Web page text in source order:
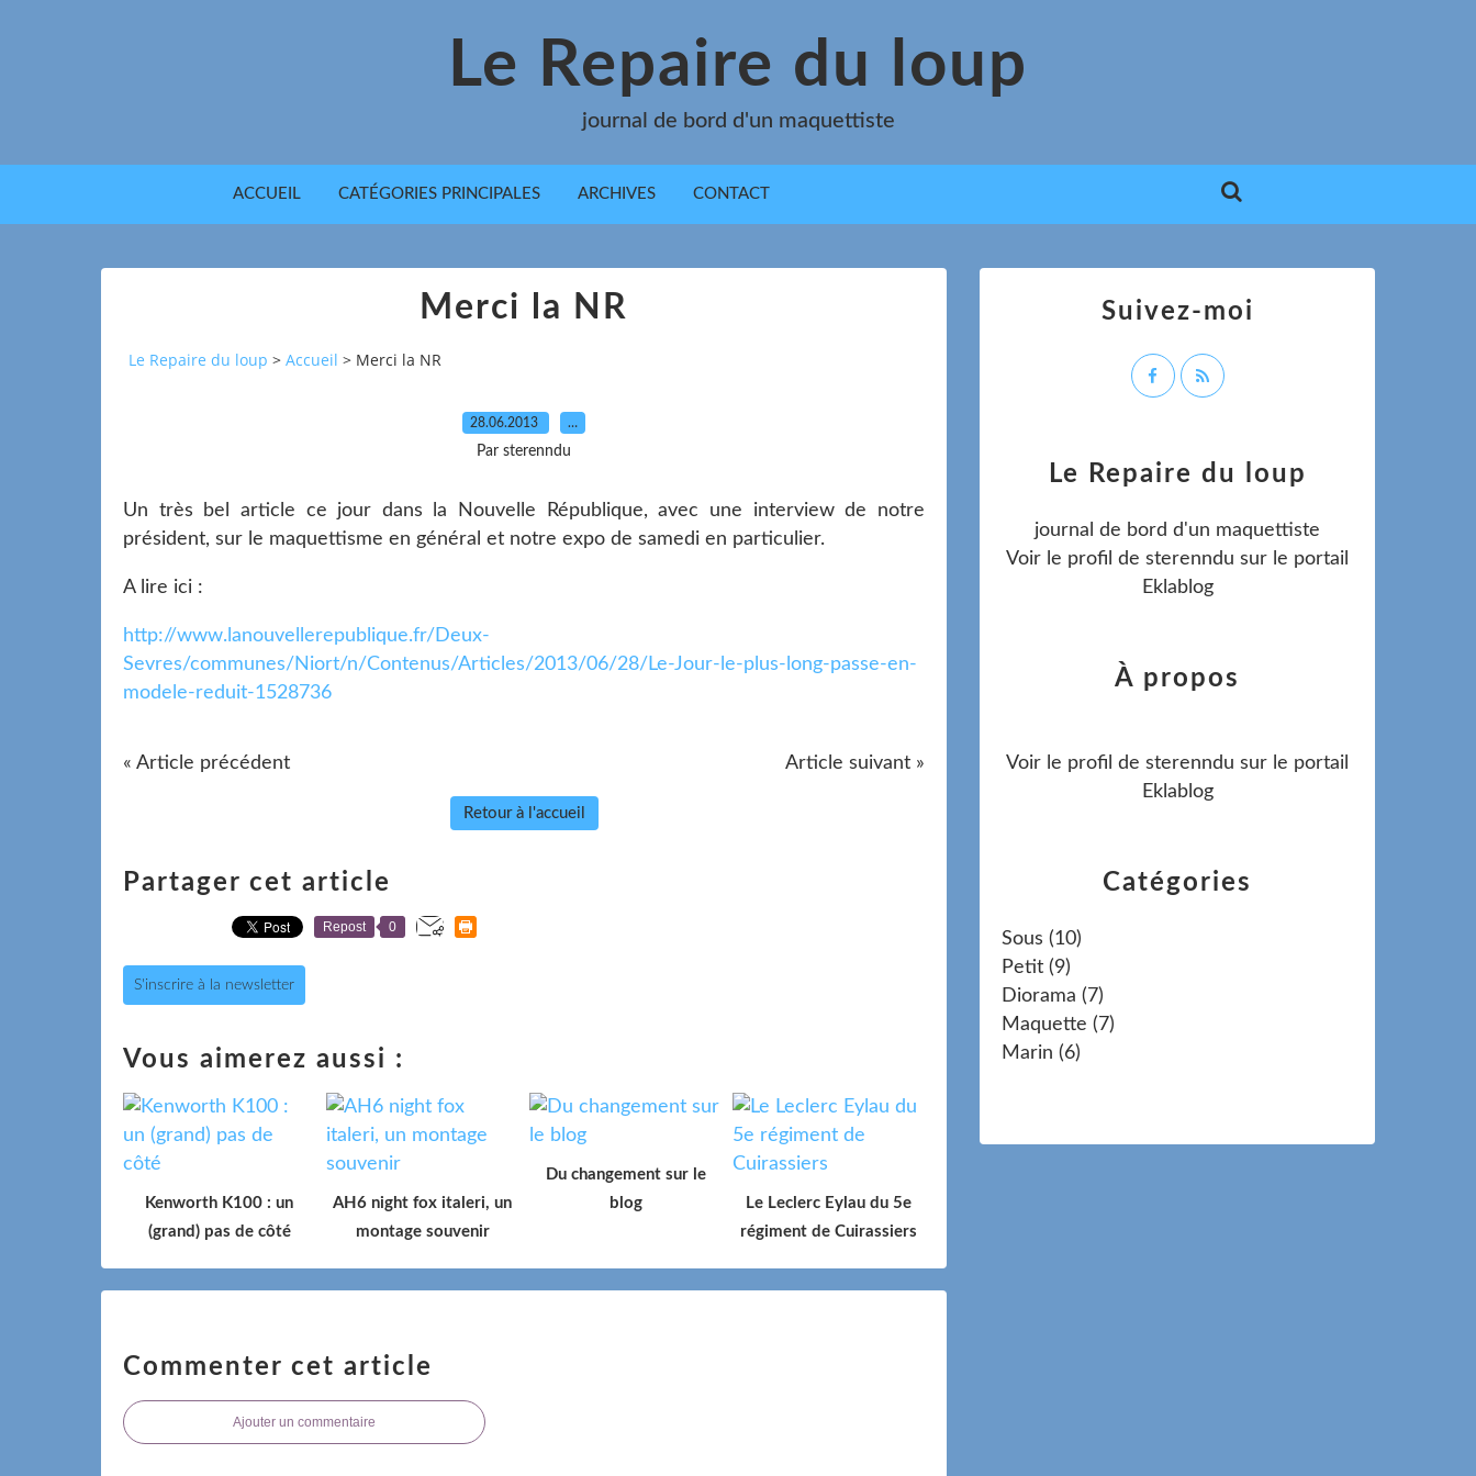
Le Repaire du loup
journal de bord d'un maquettiste
ACCUEIL CATÉGORIES PRINCIPALES ARCHIVES CONTACT
Merci la NR
Le Repaire du loup > Accueil > Merci la NR
28.06.2013 …
Par sterenndu
Un très bel article ce jour dans la Nouvelle République, avec une interview de notre
président, sur le maquettisme en général et notre expo de samedi en particulier.
A lire ici :
http://www.lanouvellerepublique.fr/Deux-
Sevres/communes/Niort/n/Contenus/Articles/2013/06/28/Le-Jour-le-plus-long-passe-en-
modele-reduit-1528736
« Article précédent Article suivant »
Retour à l'accueil
Partager cet article
Repost 0
S'inscrire à la newsletter
Vous aimerez aussi :
Kenworth K100 : un
(grand) pas de côté
AH6 night fox italeri, un
montage souvenir
Du changement sur le
blog
Le Leclerc Eylau du 5e
régiment de Cuirassiers
Commenter cet article
Ajouter un commentaire
Catégories
Sous (10)
Petit (9)
Diorama (7)
Maquette (7)
Marin (6)
Le Repaire du loup
journal de bord d'un maquettiste
Voir le profil de sterenndu sur le portail
Eklablog
Suivez-moi
À propos
Voir le profil de sterenndu sur le portail
Eklablog